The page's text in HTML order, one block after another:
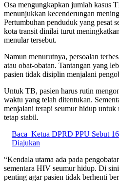
Osa mengungkapkan jumlah kasus
menunjukkan kecenderungan
Pertumbuhan penduduk yang pesat
kota transit dinilai turut
menular tersebut.
Namun menurutnya, persoalan
atau obat-obatan. Tantangan yang
pasien tidak disiplin menjalani
Untuk TB, pasien harus rutin
waktu yang telah ditentukan.
menjalani terapi seumur hidup untuk
tetap stabil.
Baca Ketua DPRD PPU Sebut
Diajukan
“Kendala utama ada pada
sementara HIV seumur hidup. Di
penting agar pasien tidak berhenti